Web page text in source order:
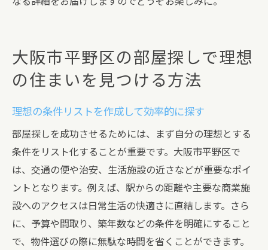
大阪市平野区の部屋探しで理想
の住まいを見つける方法
理想の条件リストを作成して効率的に探す
部屋探しを成功させるためには、まず自分の理想とする
条件をリスト化することが重要です。大阪市平野区で
は、交通の便や治安、生活施設の近さなどが重要なポイ
ントとなります。例えば、駅からの距離や主要な商業施
設へのアクセスは日常生活の快適さに直結します。さら
に、予算や間取り、築年数などの条件を明確にすること
で、物件選びの際に無駄な時間を省くことができます。